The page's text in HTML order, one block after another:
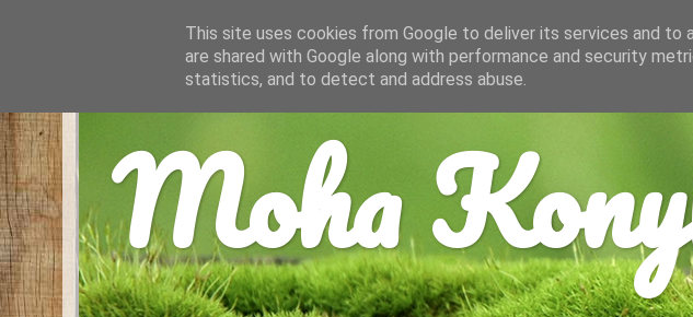
Moha
This site uses cookies from Google to deliver its services and to
are shared with Google along with performance and security
statistics, and to detect and address abuse.